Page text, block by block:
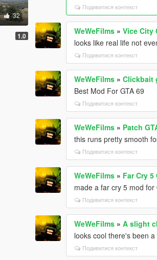
32
1.0
Подивитися контекст
WeWeFilms »Vice City
looks like real life not
Подивитися контекст
WeWeFilms »Clickbait
Best Mod For GTA 69
Подивитися контекст
WeWeFilms » Patch
this runs pretty smooth
Подивитися контекст
WeWeFilms » Far Cry
made a far cry 5 mod
Подивитися контекст
WeWeFilms »A slight
looks cool there's been
Подивитися контекст